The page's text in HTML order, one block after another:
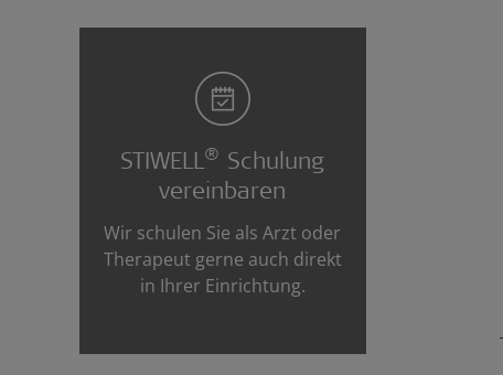
STIWELL® Schulung
vereinbaren
Wir schulen Sie als Arzt oder
Therapeut gerne auch direkt
in Ihrer Einrichtung.